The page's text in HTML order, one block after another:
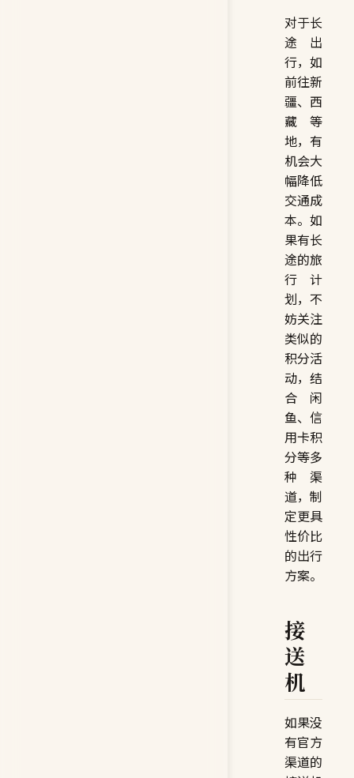
对于长
途出
行，如
前往新
疆、西
藏等
地，有
机会大
幅降低
交通成
本。如
果有长
途的旅
行计
划，不
妨关注
类似的
积分活
动，结
合闲
鱼、信
用卡积
分等多
种渠
道，制
定更具
性价比
的出行
方案。
接
送
机
如果没
有官方
渠道的